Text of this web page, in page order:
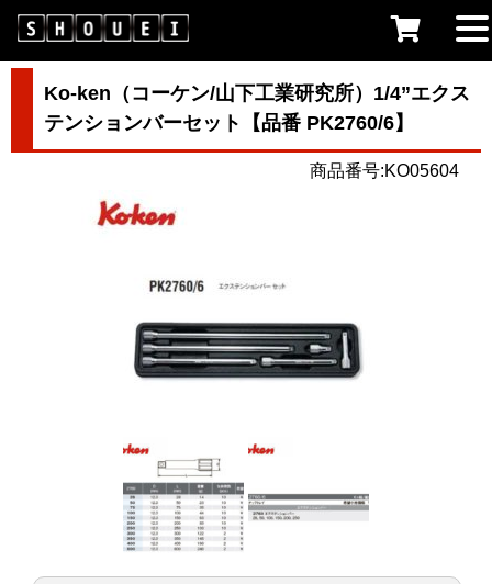
Ko-ken（コーケン/山下工業研究所）1/4”エクス
テンションバーセット【品番 PK2760/6】
商品番号:KO05604